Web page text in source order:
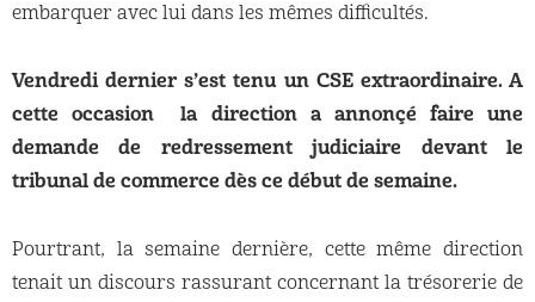
embarquer avec lui dans les mêmes difficultés.
Vendredi dernier s’est tenu un CSE extraordinaire. A
cette occasion
la direction a annonçé faire une
demande de redressement judiciaire devant le
tribunal de commerce dès ce début de semaine.
Pourtrant, la semaine dernière, cette même direction
tenait un discours rassurant concernant la trésorerie de